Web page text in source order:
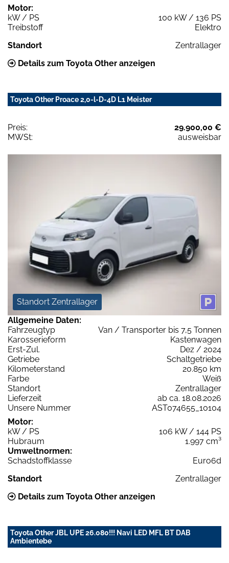
Motor:
kW / PS
100 kW / 136 PS
Treibstoff
Elektro
Standort
Zentrallager
Details zum Toyota Other anzeigen
Toyota Other Proace 2,0-l-D-4D L1 Meister
Preis:
29.900,00 €
MWSt:
ausweisbar
Standort Zentrallager
Allgemeine Daten:
Fahrzeugtyp
Van / Transporter bis 7,5 Tonnen
Karosserieform
Kastenwagen
Erst-Zul.
Dez / 2024
Getriebe
Schaltgetriebe
Kilometerstand
20.850 km
Farbe
Weiß
Standort
Zentrallager
Lieferzeit
ab ca. 18.08.2026
Unsere Nummer
AST074655_10104
Motor:
kW / PS
106 kW / 144 PS
Hubraum
1.997 cm³
Umweltnormen:
Schadstoffklasse
Euro6d
Standort
Zentrallager
Details zum Toyota Other anzeigen
Toyota Other JBL UPE 26.080!!! Navi LED MFL BT DAB
Ambientebe